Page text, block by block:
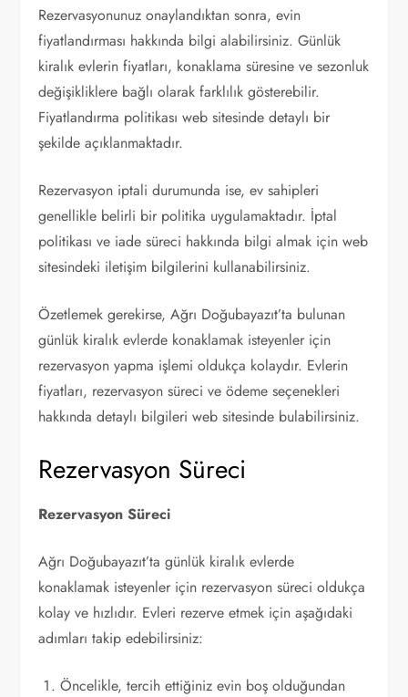
Rezervasyonunuz onaylandıktan sonra, evin
fiyatlandırması hakkında bilgi alabilirsiniz. Günlük
kiralık evlerin fiyatları, konaklama süresine ve sezonluk
değişikliklere bağlı olarak farklılık gösterebilir.
Fiyatlandırma politikası web sitesinde detaylı bir
şekilde açıklanmaktadır.
Rezervasyon iptali durumunda ise, ev sahipleri
genellikle belirli bir politika uygulamaktadır. İptal
politikası ve iade süreci hakkında bilgi almak için web
sitesindeki iletişim bilgilerini kullanabilirsiniz.
Özetlemek gerekirse, Ağrı Doğubayazıt’ta bulunan
günlük kiralık evlerde konaklamak isteyenler için
rezervasyon yapma işlemi oldukça kolaydır. Evlerin
fiyatları, rezervasyon süreci ve ödeme seçenekleri
hakkında detaylı bilgileri web sitesinde bulabilirsiniz.
Rezervasyon Süreci
Rezervasyon Süreci
Ağrı Doğubayazıt’ta günlük kiralık evlerde
konaklamak isteyenler için rezervasyon süreci oldukça
kolay ve hızlıdır. Evleri rezerve etmek için aşağıdaki
adımları takip edebilirsiniz:
Öncelikle, tercih ettiğiniz evin boş olduğundan